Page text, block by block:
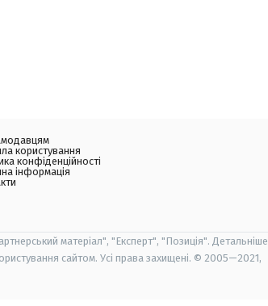
користування
конфіденційності
інформація
матеріал", "Експерт", "Позиція". Детальніше
сайтом. Усі права захищені. © 2005—2021,